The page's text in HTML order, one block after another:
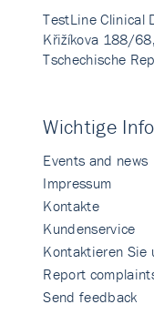
TestLine Clinical
Křižíkova 188/
Tschechische
Wichtige
Events and news
Impressum
Kontakte
Kundenservice
Kontaktieren Sie
Report
Send feedback